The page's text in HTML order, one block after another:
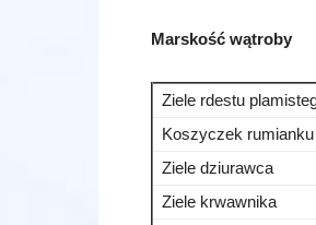
Marskość wątroby
Ziele rdestu
Koszyczek rumianku
Ziele dziurawca
Ziele krwawnika